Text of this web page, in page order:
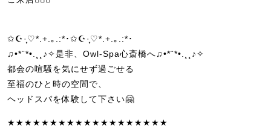
✩☪·̩͙♡*.+.｡.:*･✩☪·̩͙♡*.+.｡.:*･
♫•*¨*•.¸¸♪✧是非、Owl-Spa心斎橋へ♫•*¨*•.¸¸♪✧
都会の喧騒を気にせず過ごせる
至福のひと時の空間で、
ヘッドスパを体験して下さい🤗
★★★★★★★★★★★★★★★★★★★